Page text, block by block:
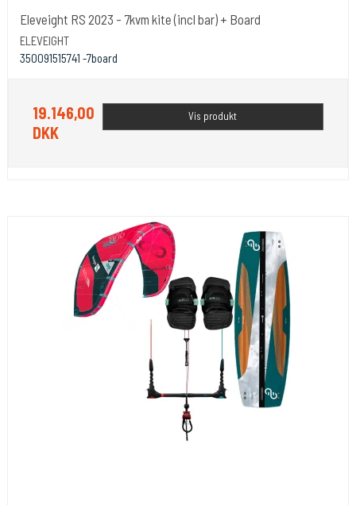
Eleveight RS 2023 - 7kvm kite (incl bar) + Board
ELEVEIGHT
350091515741 -7board
19.146,00
DKK
Vis produkt